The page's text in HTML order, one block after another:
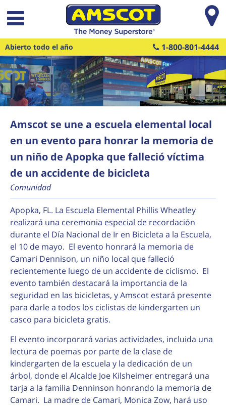
Saltar al contenido principal
Abierto todo el año 1-800-801-4444
Amscot se une a escuela elemental local
en un evento para honrar la memoria de
un niño de Apopka que falleció víctima
de un accidente de bicicleta
Comunidad
Apopka, FL. La Escuela Elemental Phillis Wheatley
realizará una ceremonia especial de recordación
durante el Día Nacional de Ir en Bicicleta a la Escuela,
el 10 de mayo. El evento honrará la memoria de
Camari Dennison, un niño local que falleció
recientemente luego de un accidente de ciclismo. El
evento también destacará la importancia de la
seguridad en las bicicletas, y Amscot estará presente
para darle a todos los ciclistas de kindergarten un
casco para bicicleta gratis.
El evento incorporará varias actividades, incluida una
lectura de poemas por parte de la clase de
kindergarten de la escuela y la dedicación de un
árbol, donde el Alcalde Joe Kilsheimer entregará una
tarja a la familia Denninson honrando la memoria de
Camari. La madre de Camari, Monica Zow, hará uso